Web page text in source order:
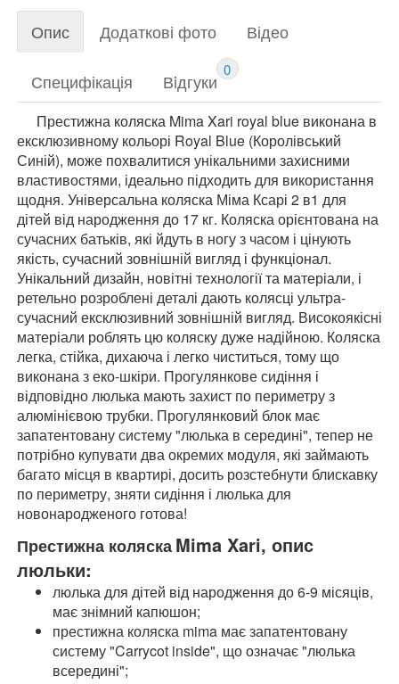
Опис Додаткові фото Відео
Специфікація Вiдгуки
0
Престижна коляска Mima Xari royal blue виконана в
ексклюзивному кольорі Royal Blue (Королівський
Синій), може похвалитися унікальними захисними
властивостями, ідеально підходить для використання
щодня. Універсальна коляска Міма Ксарі 2 в1 для
дітей від народження до 17 кг. Коляска орієнтована на
сучасних батьків, які йдуть в ногу з часом і цінують
якість, сучасний зовнішній вигляд і функціонал.
Унікальний дизайн, новітні технології та матеріали, і
ретельно розроблені деталі дають колясці ультра-
сучасний ексклюзивний зовнішній вигляд. Високоякісні
матеріали роблять цю коляску дуже надійною. Коляска
легка, стійка, дихаюча і легко чиститься, тому що
виконана з еко-шкіри. Прогулянкове сидіння і
відповідно люлька мають захист по периметру з
алюмінієвою трубки. Прогулянковий блок має
запатентовану систему "люлька в середині", тепер не
потрібно купувати два окремих модуля, які займають
багато місця в квартирі, досить розстебнути блискавку
по периметру, зняти сидіння і люлька для
новонародженого готова!
Престижна коляскаMima Xari, опис
люльки:
люлька для дітей від народження до 6-9 місяців,
має знімний капюшон;
престижна коляска mima має запатентовану
систему "Carrycot inside", що означає "люлька
всередині";